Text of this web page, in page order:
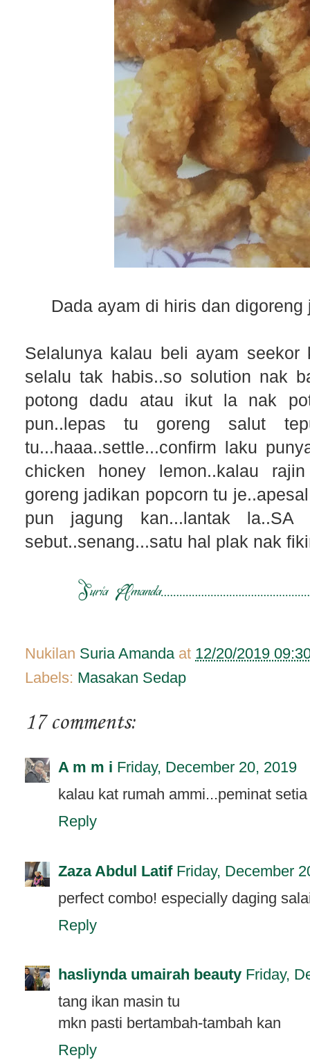
Dada ayam di hiris dan
Selalunya kalau beli ayam
selalu tak habis..so solution nak
potong dadu atau ikut la nak
pun..lepas tu goreng salut
tu...haaa..settle...confirm laku
chicken honey lemon..kalau
goreng jadikan popcorn tu
pun jagung kan...lantak
sebut..senang...satu hal plak nak
Nukilan Suria Amanda at 12/20/2019
Labels: Masakan Sedap
17 comments:
A m m i Friday, December 20, 2019
kalau kat rumah ammi...peminat
Reply
Zaza Abdul Latif Friday, December
perfect combo! especially daging
Reply
hasliynda umairah beauty Friday,
tang ikan masin tu
mkn pasti bertambah-tambah kan
Reply